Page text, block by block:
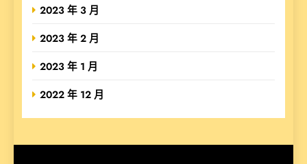
2023 年 3 月
2023 年 2 月
2023 年 1 月
2022 年 12 月